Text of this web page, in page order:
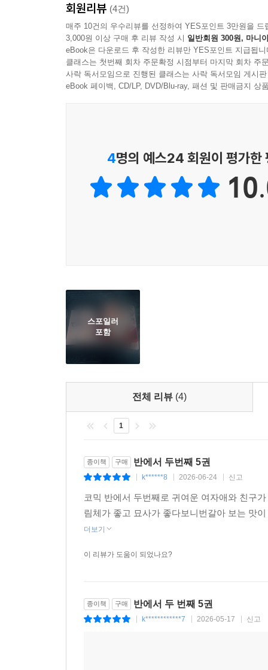
회원리뷰 (4건)
매주 10건의 우수리뷰를 선정하여 YES포인트 3만원을 드
3,000원 이상 구매 후 리뷰 작성 시 일반회원 300원, 마니
eBook은 다운로드 후 작성한 리뷰만 YES포인트 지급됩니
클래스는 첫번째 회차 주문확정 시점부터 마지막 회차 주
사락 독서모임으로 진행된 클래스는 사락 독서모임 게시
eBook 페이백, CD/LP, DVD/Blu-ray, 패션 및 판매금지 상
4명의 예스24 회원이 평가한
스포일러
포함
전체 리뷰 (4)
1
종이책 구매 반에서 두번째 5권
k******8 2026-06-24 신고
코믹 반에서 두번째로 귀여운 여자애와 친구
림체가 좋고 묘사가 좋다보니번갈아 보는 맛
더보기
이 리뷰가 도움이 되었나요?
종이책 구매 반에서 두 번째 5권
k************7 2026-05-17 신고